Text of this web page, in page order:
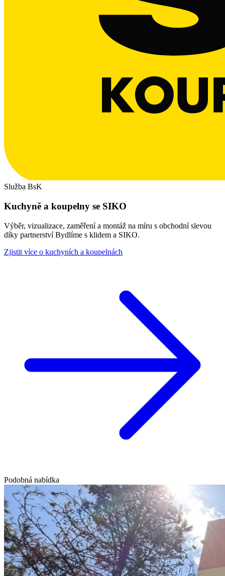
Služba BsK
Kuchyně a koupelny se SIKO
Výběr, vizualizace, zaměření a montáž na míru s obchodní slevou
díky partnerství Bydlíme s klidem a SIKO.
Zjistit více o kuchyních a koupelnách
Podobná nabídka